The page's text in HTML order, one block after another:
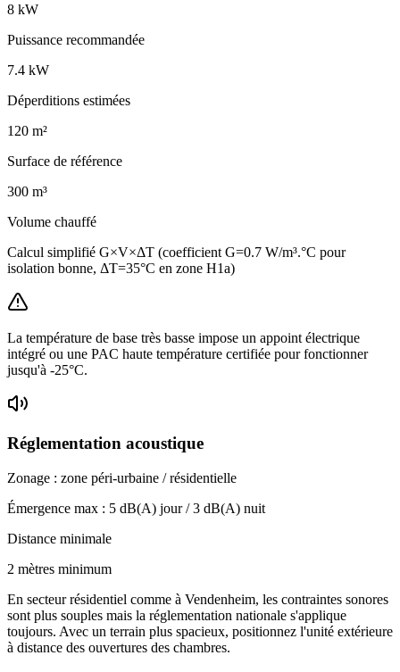
8 kW
Puissance recommandée
7.4 kW
Déperditions estimées
120 m²
Surface de référence
300 m³
Volume chauffé
Calcul simplifié G×V×ΔT (coefficient G=0.7 W/m³.°C pour
isolation bonne, ΔT=35°C en zone H1a)
La température de base très basse impose un appoint électrique
intégré ou une PAC haute température certifiée pour fonctionner
jusqu'à -25°C.
Réglementation acoustique
Zonage : zone péri-urbaine / résidentielle
Émergence max : 5 dB(A) jour /3 dB(A) nuit
Distance minimale
2 mètres minimum
En secteur résidentiel comme à Vendenheim, les contraintes sonores
sont plus souples mais la réglementation nationale s'applique
toujours. Avec un terrain plus spacieux, positionnez l'unité extérieure
à distance des ouvertures des chambres.